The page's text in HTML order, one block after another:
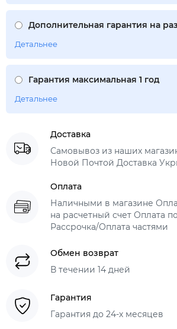
Дополнительная гарантия на
Детальнее
Гарантия максимальная 1 год
Детальнее
Доставка
Самовывоз из наших
Новой Почтой Доставка
Оплата
Наличными в магазине
на расчетный счет Оплата
Рассрочка/Оплата частями
Обмен возврат
В течении 14 дней
Гарантия
Гарантия до 24-х месяцев